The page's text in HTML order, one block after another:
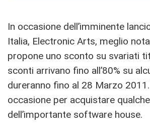
In occasione dell’imminente
Italia, Electronic Arts, meglio
propone uno sconto su svariati
sconti arrivano fino all’80% su
dureranno fino al 28 Marzo 2011.
occasione per acquistare
dell’importante software house.